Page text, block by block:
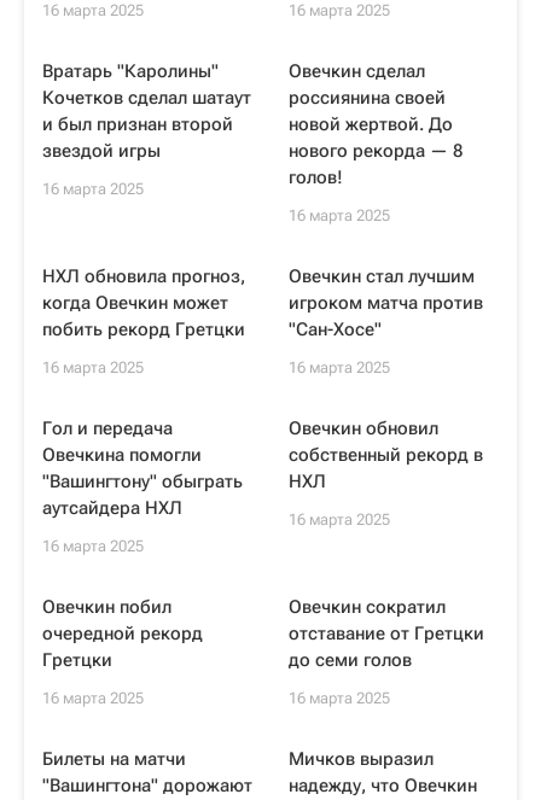
16 марта 2025 16 марта 2025
Вратарь "Каролины"
Кочетков сделал шатаут
и был признан второй
звездой игры
16 марта 2025
Овечкин сделал
россиянина своей
новой жертвой. До
нового рекорда — 8
голов!
16 марта 2025
НХЛ обновила прогноз,
когда Овечкин может
побить рекорд Гретцки
16 марта 2025
Овечкин стал лучшим
игроком матча против
"Сан-Хосе"
16 марта 2025
Гол и передача
Овечкина помогли
"Вашингтону" обыграть
аутсайдера НХЛ
16 марта 2025
Овечкин обновил
собственный рекорд в
НХЛ
16 марта 2025
Овечкин побил
очередной рекорд
Гретцки
16 марта 2025
Овечкин сократил
отставание от Гретцки
до семи голов
16 марта 2025
Билеты на матчи
"Вашингтона" дорожают
Мичков выразил
надежду, что Овечкин